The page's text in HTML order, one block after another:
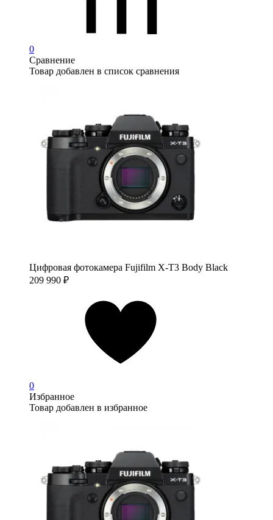
0
Сравнение
Товар добавлен в список сравнения
Цифровая фотокамера Fujifilm X-T3 Body Black
209 990 ₽
0
Избранное
Товар добавлен в избранное